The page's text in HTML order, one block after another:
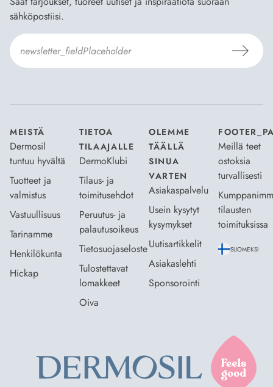
sähköpostiisi.
MEISTÄ
Dermosil
tuntuu hyvältä
Tuotteet ja
valmistus
Vastuullisuus
Tarinamme
Henkilökunta
Hickap
TIETOA
TILAAJALLE
DermoKlubi
Tilaus- ja
toimitusehdot
Peruutus- ja
palautusoikeus
Tietosuojaseloste
Tulostettavat
lomakkeet
Oiva
OLEMME
TÄÄLLÄ
SINUA
VARTEN
Asiakaspalvelu
Usein kysytyt
kysymykset
Uutisartikkelit
Asiakaslehti
Sponsorointi
Meillä teet
ostoksia
turvallisesti
tilausten
toimituksissa
SUOMEKSI